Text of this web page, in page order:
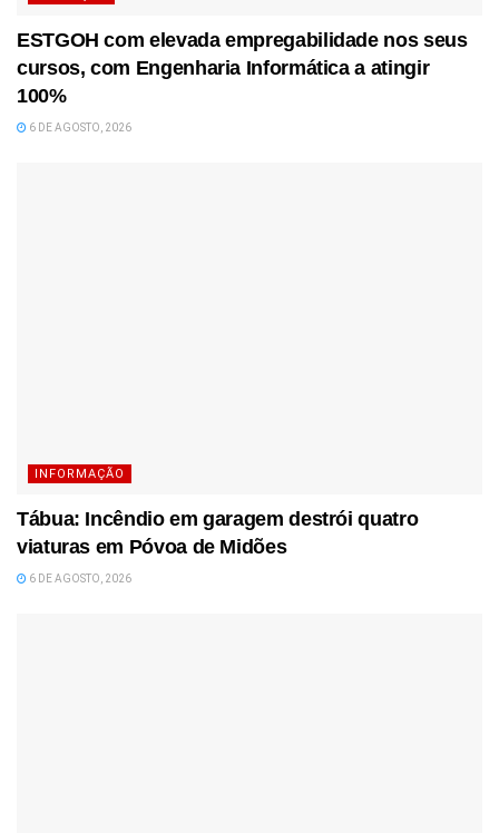
ESTGOH com elevada empregabilidade nos seus
cursos, com Engenharia Informática a atingir
100%
6 DE AGOSTO, 2026
INFORMAÇÃO
Tábua: Incêndio em garagem destrói quatro
viaturas em Póvoa de Midões
6 DE AGOSTO, 2026